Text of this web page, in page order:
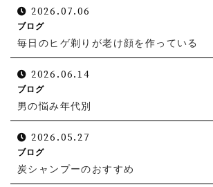
2026.07.06
ブログ
毎日のヒゲ剃りが老け顔を作っている
2026.06.14
ブログ
男の悩み年代別
2026.05.27
ブログ
炭シャンプーのおすすめ